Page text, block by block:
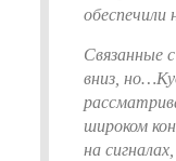
Связанные
вниз,
широком
на